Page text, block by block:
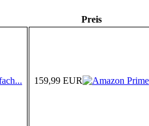
Preis
159,99 EUR